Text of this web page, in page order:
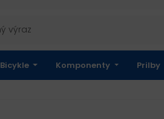
Bicykle Komponenty Prilby